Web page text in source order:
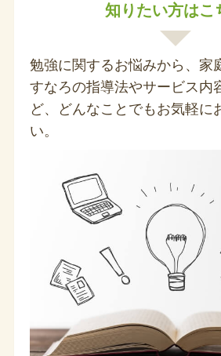
知りたい方はこ
勉強に関するお悩みから、家
すなろの指導法やサービス内
ど、どんなことでもお気軽に
い。